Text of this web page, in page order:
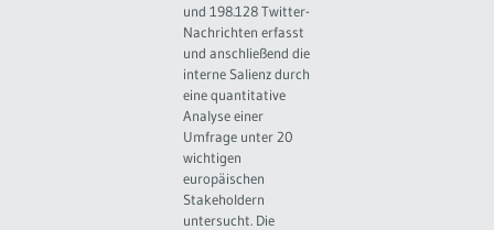
und 198.128 Twitter-
Nachrichten erfasst
und anschließend die
interne Salienz durch
eine quantitative
Analyse einer
Umfrage unter 20
wichtigen
europäischen
Stakeholdern
untersucht. Die